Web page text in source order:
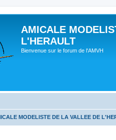
AMICALE
L'HERAULT
Bienvenue sur le forum de l'AMVH
MODELISTE DE LA VALLEE DE